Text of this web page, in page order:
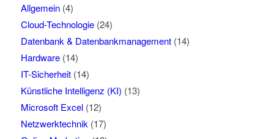
Allgemein(4)
Cloud-Technologie(24)
Datenbank & Datenbankmanagement(14)
Hardware(14)
IT-Sicherheit(14)
Künstliche Intelligenz (KI) (13)
Microsoft Excel(12)
Netzwerktechnik (17)